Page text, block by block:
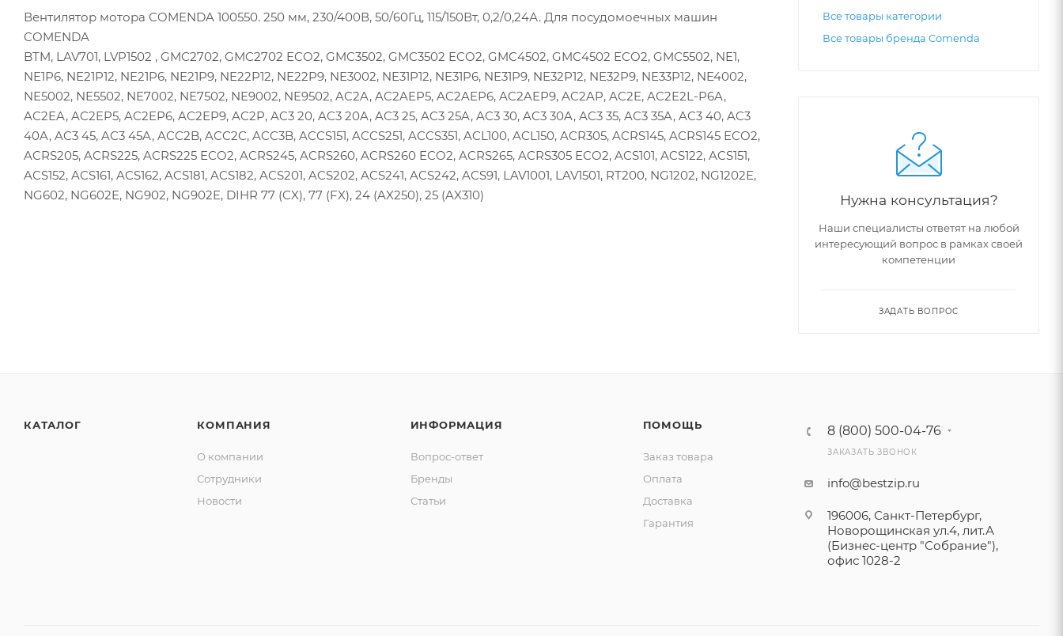
Вентилятор мотора COMENDA 100550. 250 мм, 230/400В, 50/60Гц, 115/150Вт, 0,2/0,24А. Для посудомоечных машин
COMENDA
BTM, LAV701, LVP1502 , GMC2702, GMC2702 ECO2, GMC3502, GMC3502 ECO2, GMC4502, GMC4502 ECO2, GMC5502, NE1,
NE1P6, NE21P12, NE21P6, NE21P9, NE22P12, NE22P9, NE3002, NE31P12, NE31P6, NE31P9, NE32P12, NE32P9, NE33P12, NE4002,
NE5002, NE5502, NE7002, NE7502, NE9002, NE9502, AC2A, AC2AEP5, AC2AEP6, AC2AEP9, AC2AP, AC2E, AC2E2L-P6A,
AC2EA, AC2EP5, AC2EP6, AC2EP9, AC2P, AC3 20, AC3 20A, AC3 25, AC3 25A, AC3 30, AC3 30A, AC3 35, AC3 35A, AC3 40, AC3
40A, AC3 45, AC3 45A, ACC2B, ACC2C, ACC3B, ACCS151, ACCS251, ACCS351, ACL100, ACL150, ACR305, ACRS145, ACRS145 ECO2,
ACRS205, ACRS225, ACRS225 ECO2, ACRS245, ACRS260, ACRS260 ECO2, ACRS265, ACRS305 ECO2, ACS101, ACS122, ACS151,
ACS152, ACS161, ACS162, ACS181, ACS182, ACS201, ACS202, ACS241, ACS242, ACS91, LAV1001, LAV1501, RT200, NG1202, NG1202E,
NG602, NG602E, NG902, NG902E, DIHR 77 (CX), 77 (FX), 24 (AX250), 25 (AX310)
Все товары категории
Все товары бренда Comenda
Нужна консультация?
Наши специалисты ответят на любой
интересующий вопрос в рамках своей
компетенции
ЗАДАТЬ ВОПРОС
КАТАЛОГ КОМПАНИЯ
О компании
Сотрудники
Новости
ИНФОРМАЦИЯ
Вопрос-ответ
Бренды
Статьи
ПОМОЩЬ
Заказ товара
Оплата
Доставка
Гарантия
8 (800) 500-04-76
ЗАКАЗАТЬ ЗВОНОК
info@bestzip.ru
196006, Санкт-Петербург,
Новорощинская ул.4, лит.А
(Бизнес-центр "Собрание"),
офис 1028-2